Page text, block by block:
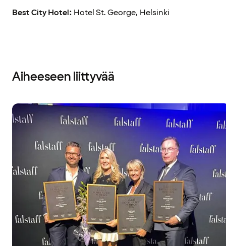
Best City Hotel: Hotel St. George, Helsinki
Aiheeseen liittyvää